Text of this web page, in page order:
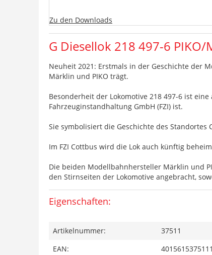
Zu den Downloads
G Diesellok 218 497-6 PIKO/
Neuheit 2021: Erstmals in der Geschichte der
Märklin und PIKO trägt.
Besonderheit der Lokomotive 218 497-6 ist
Fahrzeuginstandhaltung GmbH (FZI) ist.
Sie symbolisiert die Geschichte des
Im FZI Cottbus wird die Lok auch künftig
Die beiden Modellbahnhersteller Märklin und
den Stirnseiten der Lokomotive angebracht,
Eigenschaften:
Artikelnummer:
37511
EAN:
4015615375111